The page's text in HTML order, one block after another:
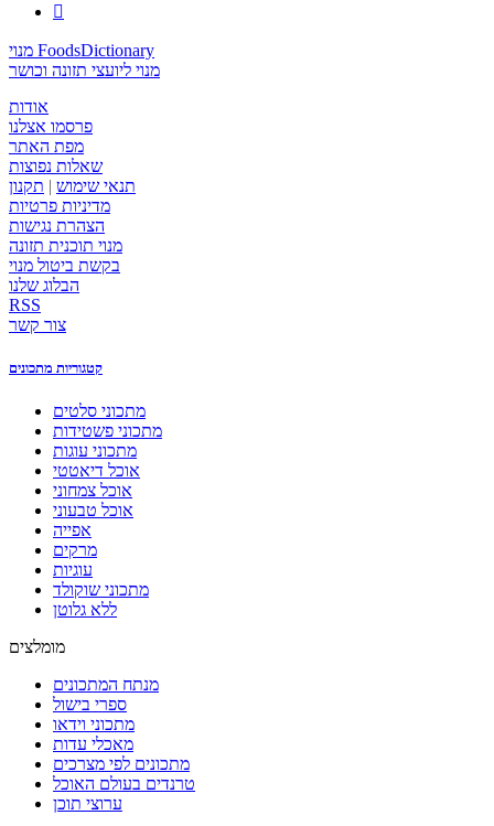

מנוי FoodsDictionary
מנוי ליועצי תזונה וכושר
אודות
פרסמו אצלנו
מפת האתר
שאלות נפוצות
תנאי שימוש | תקנון
מדיניות פרטיות
הצהרת נגישות
מנוי תוכנית תזונה
בקשת ביטול מנוי
הבלוג שלנו
RSS
צור קשר
קטגוריות מתכונים
מתכוני סלטים
מתכוני פשטידות
מתכוני עוגות
אוכל דיאטטי
אוכל צמחוני
אוכל טבעוני
אפייה
מרקים
עוגיות
מתכוני שוקולד
ללא גלוטן
מומלצים
מנתח המתכונים
ספרי בישול
מתכוני וידאו
מאכלי עדות
מתכונים לפי מצרכים
טרנדים בעולם האוכל
ערוצי תוכן